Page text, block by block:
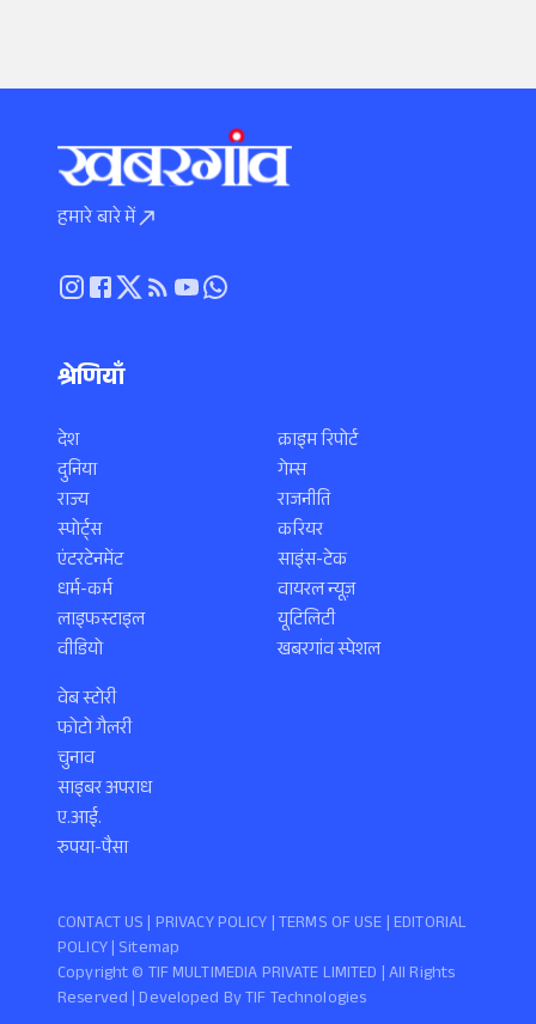
हमारे बारे में
श्रेणियाँ
देश
दुनिया
राज्य
स्पोर्ट्स
एंटरटेनमेंट
धर्म-कर्म
लाइफस्टाइल
वीडियो
क्राइम रिपोर्ट
गेम्स
राजनीति
करियर
साइंस-टेक
वायरल न्यूज़
यूटिलिटी
खबरगांव स्पेशल
वेब स्टोरी
फोटो गैलरी
चुनाव
साइबर अपराध
ए.आई.
रुपया-पैसा
Copyright ©️ TIF MULTIMEDIA PRIVATE LIMITED | All Rights
Reserved | Developed ByTIF Technologies
CONTACT US | PRIVACY POLICY |TERMS OF USE | EDITORIAL
POLICY| Sitemap